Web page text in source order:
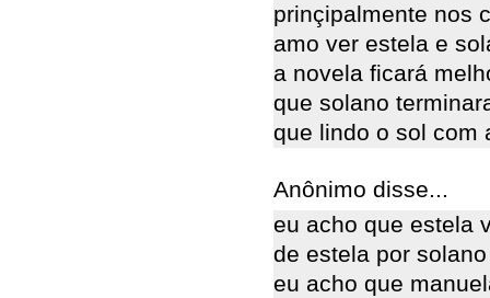
prinçipalmente nos
amo ver estela e
a novela ficará
que solano
que lindo o sol com
Anônimo disse...
eu acho que estela
de estela por
eu acho que